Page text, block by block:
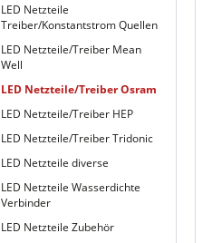
LED Netzteile
Treiber/Konstantstrom Quellen
LED Netzteile/Treiber Mean
Well
LED Netzteile/Treiber Osram
LED Netzteile/Treiber HEP
LED Netzteile/Treiber Tridonic
LED Netzteile diverse
LED Netzteile Wasserdichte
Verbinder
LED Netzteile Zubehör